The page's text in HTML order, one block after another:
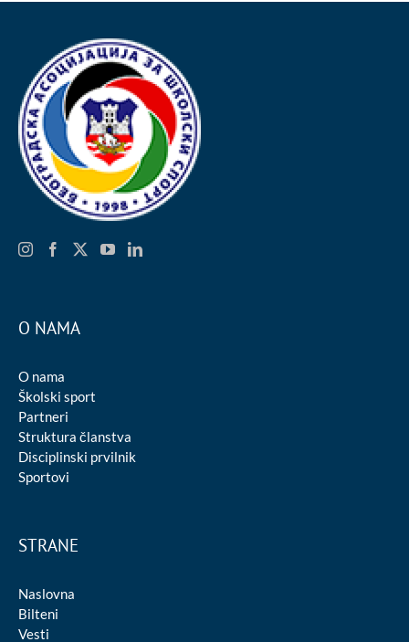
O NAMA
O nama
Školski sport
Partneri
Struktura članstva
Disciplinski prvilnik
Sportovi
STRANE
Naslovna
Bilteni
Vesti